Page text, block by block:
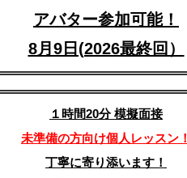
アバター参加可能！
8月9日(2026最終回）
１時間20分 模擬面接
未準備の方向け個人レッスン！
丁寧に寄り添います！